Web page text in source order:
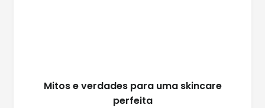
Mitos e verdades para uma skincare
perfeita